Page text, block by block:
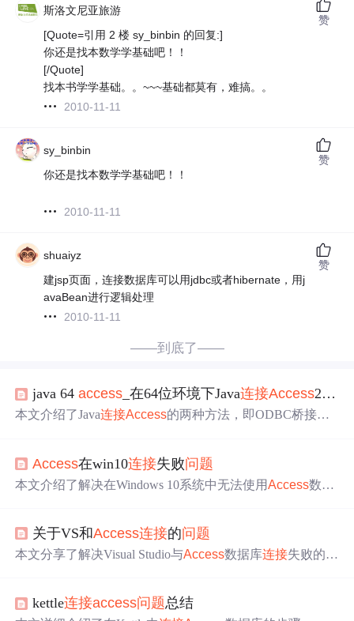
斯洛文尼亚旅游
[Quote=引用 2 楼 sy_binbin 的回复:]
你还是找本数学学基础吧！！
[/Quote]
找本书学学基础。。~~~基础都莫有，难搞。。
2010-11-11
赞
sy_binbin
你还是找本数学学基础吧！！
2010-11-11
赞
shuaiyz
建jsp页面，连接数据库可以用jdbc或者hibernate，用j
avaBean进行逻辑处理
2010-11-11
赞
——到底了——
java 64access _在64位环境下Java连接Access2010的
本文介绍了Java连接Access的两种方法，即ODBC桥接和
不匹配问题。最终重装64位office解决
连接代码。
Access在win10连接失败问题
本文介绍了解决在Windows 10系统中无法使用Access数据
关于VS和Access连接的问题
本文分享了解决Visual Studio与Access数据库连接失败的经
kettle连接access问题总结